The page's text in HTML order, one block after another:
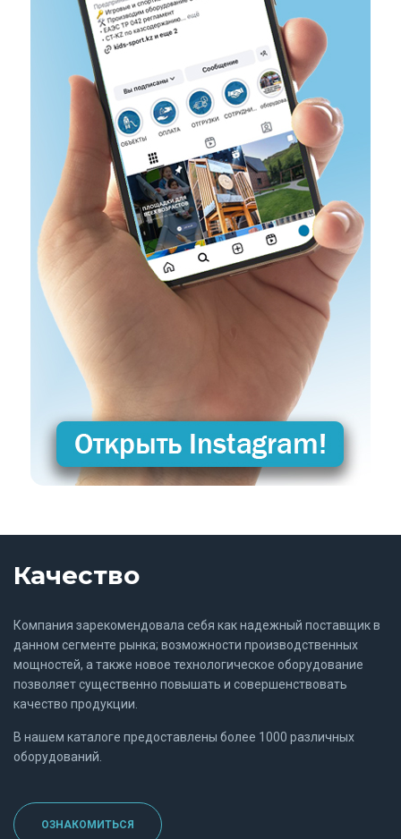
Качество
Компания зарекомендовала себя как надежный поставщик в
данном сегменте рынка; возможности производственных
мощностей, а также новое технологическое оборудование
позволяет существенно повышать и совершенствовать
качество продукции.
В нашем каталоге предоставлены более 1000 различных
оборудований.
ОЗНАКОМИТЬСЯ